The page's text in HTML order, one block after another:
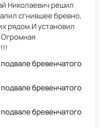
сгнившее бревно,
рядом.И установил
Огромная